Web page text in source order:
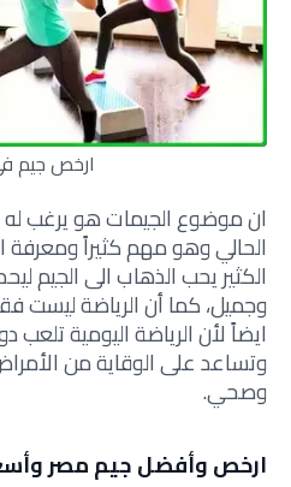
ارخص جيم
ان موضوع الجيمات هو يرغب له
الحالي وهو مهم كثيراً
الكثير يحب الذهاب الى الجيم
وجميل، كما أن الرياضة ليست
ايضاً لأن الرياضة اليومية
وتساعد على الوقاية من
وصحي.
ارخص وأفضل جيم مصر